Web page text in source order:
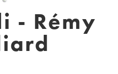
- Rémy